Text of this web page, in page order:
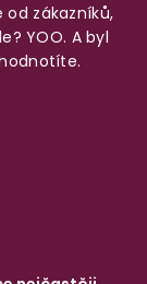
zákazníků,
YOO. A byl